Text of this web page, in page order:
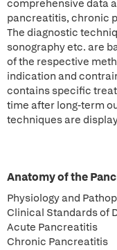
comprehensive data
pancreatitis, chronic
The diagnostic
sonography etc. are
of the respective
indication and
contains specific
time after long-term
techniques are
Anatomy of the
Physiology and
Clinical Standards of
Acute Pancreatitis
Chronic Pancreatitis